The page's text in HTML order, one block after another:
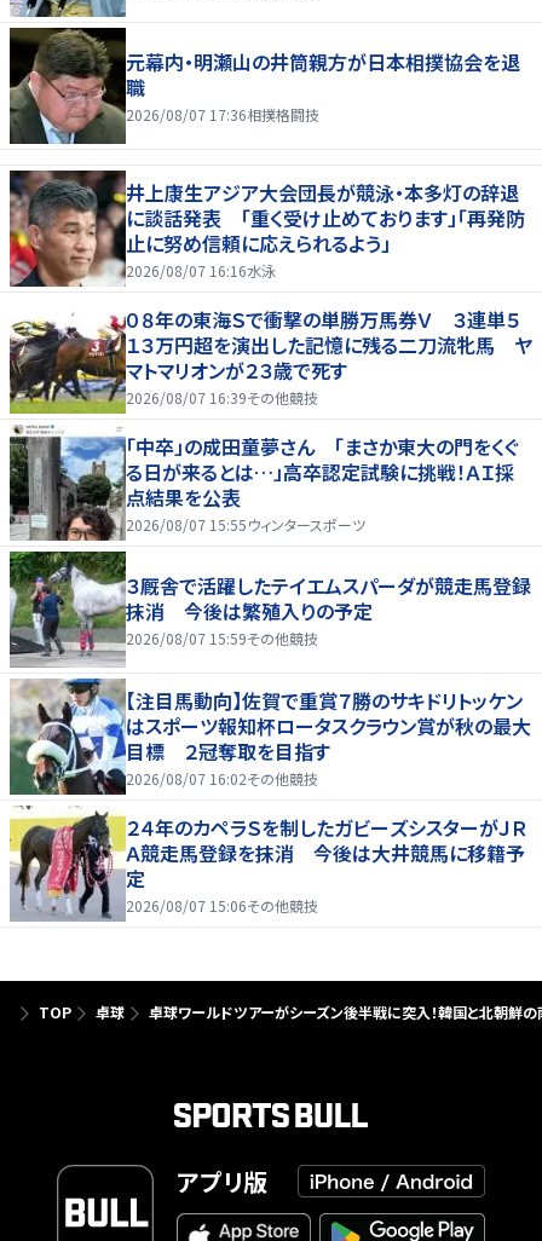
元幕内・明瀬山の井筒親方が日本相撲協会を退
職
2026/08/07 17:36相撲格闘技
井上康生アジア大会団長が競泳・本多灯の辞退
に談話発表 「重く受け止めております」「再発防
止に努め信頼に応えられるよう」
2026/08/07 16:16水泳
０８年の東海Ｓで衝撃の単勝万馬券Ｖ ３連単５
１３万円超を演出した記憶に残る二刀流牝馬 ヤ
マトマリオンが２３歳で死す
2026/08/07 16:39その他競技
「中卒」の成田童夢さん 「まさか東大の門をくぐ
る日が来るとは…」高卒認定試験に挑戦！ＡＩ採
点結果を公表
2026/08/07 15:55ウィンタースポーツ
３厩舎で活躍したテイエムスパーダが競走馬登録
抹消 今後は繁殖入りの予定
2026/08/07 15:59その他競技
【注目馬動向】佐賀で重賞７勝のサキドリトッケン
はスポーツ報知杯ロータスクラウン賞が秋の最大
目標 ２冠奪取を目指す
2026/08/07 16:02その他競技
２４年のカペラＳを制したガビーズシスターがＪＲ
Ａ競走馬登録を抹消 今後は大井競馬に移籍予
定
2026/08/07 15:06その他競技
TOP 卓球 卓球ワールドツアーがシーズン後半戦に突入！韓国と北朝鮮の
アプリ版